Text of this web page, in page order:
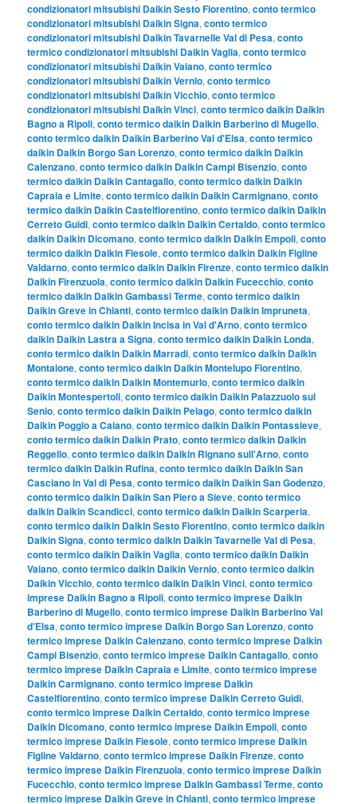
condizionatori mitsubishi Daikin Sesto Fiorentino,conto termico
condizionatori mitsubishi Daikin Signa,conto termico
condizionatori mitsubishi Daikin Tavarnelle Val di Pesa,conto
termico condizionatori mitsubishi Daikin Vaglia,conto termico
condizionatori mitsubishi Daikin Vaiano,conto termico
condizionatori mitsubishi Daikin Vernio,conto termico
condizionatori mitsubishi Daikin Vicchio,conto termico
condizionatori mitsubishi Daikin Vinci,conto termico daikin Daikin
Bagno a Ripoli,conto termico daikin Daikin Barberino di Mugello,
conto termico daikin Daikin Barberino Val d'Elsa,conto termico
daikin Daikin Borgo San Lorenzo,conto termico daikin Daikin
Calenzano,conto termico daikin Daikin Campi Bisenzio,conto
termico daikin Daikin Cantagallo,conto termico daikin Daikin
Capraia e Limite,conto termico daikin Daikin Carmignano,conto
termico daikin Daikin Castelfiorentino,conto termico daikin Daikin
Cerreto Guidi,conto termico daikin Daikin Certaldo,conto termico
daikin Daikin Dicomano,conto termico daikin Daikin Empoli,conto
termico daikin Daikin Fiesole,conto termico daikin Daikin Figline
Valdarno,conto termico daikin Daikin Firenze,conto termico daikin
Daikin Firenzuola,conto termico daikin Daikin Fucecchio,conto
termico daikin Daikin Gambassi Terme,conto termico daikin
Daikin Greve in Chianti,conto termico daikin Daikin Impruneta,
conto termico daikin Daikin Incisa in Val d'Arno,conto termico
daikin Daikin Lastra a Signa,conto termico daikin Daikin Londa,
conto termico daikin Daikin Marradi,conto termico daikin Daikin
Montaione,conto termico daikin Daikin Montelupo Fiorentino,
conto termico daikin Daikin Montemurlo,conto termico daikin
Daikin Montespertoli,conto termico daikin Daikin Palazzuolo sul
Senio,conto termico daikin Daikin Pelago,conto termico daikin
Daikin Poggio a Caiano,conto termico daikin Daikin Pontassieve,
conto termico daikin Daikin Prato,conto termico daikin Daikin
Reggello,conto termico daikin Daikin Rignano sull'Arno,conto
termico daikin Daikin Rufina,conto termico daikin Daikin San
Casciano in Val di Pesa,conto termico daikin Daikin San Godenzo,
conto termico daikin Daikin San Piero a Sieve,conto termico
daikin Daikin Scandicci,conto termico daikin Daikin Scarperia,
conto termico daikin Daikin Sesto Fiorentino,conto termico daikin
Daikin Signa,conto termico daikin Daikin Tavarnelle Val di Pesa,
conto termico daikin Daikin Vaglia,conto termico daikin Daikin
Vaiano,conto termico daikin Daikin Vernio,conto termico daikin
Daikin Vicchio,conto termico daikin Daikin Vinci,conto termico
imprese Daikin Bagno a Ripoli,conto termico imprese Daikin
Barberino di Mugello,conto termico imprese Daikin Barberino Val
d'Elsa,conto termico imprese Daikin Borgo San Lorenzo,conto
termico imprese Daikin Calenzano,conto termico imprese Daikin
Campi Bisenzio,conto termico imprese Daikin Cantagallo,conto
termico imprese Daikin Capraia e Limite,conto termico imprese
Daikin Carmignano,conto termico imprese Daikin
Castelfiorentino,conto termico imprese Daikin Cerreto Guidi,
conto termico imprese Daikin Certaldo,conto termico imprese
Daikin Dicomano,conto termico imprese Daikin Empoli,conto
termico imprese Daikin Fiesole,conto termico imprese Daikin
Figline Valdarno,conto termico imprese Daikin Firenze,conto
termico imprese Daikin Firenzuola,conto termico imprese Daikin
Fucecchio,conto termico imprese Daikin Gambassi Terme,conto
termico imprese Daikin Greve in Chianti,conto termico imprese